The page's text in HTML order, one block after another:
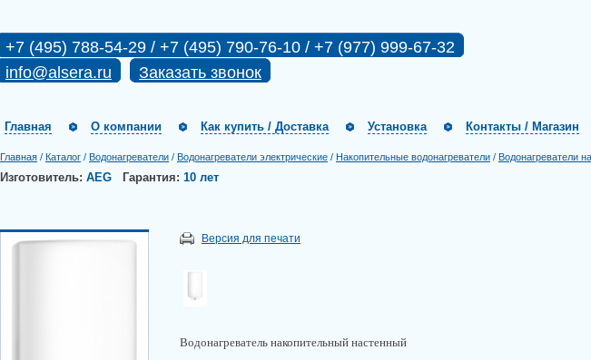
+7 (495) 788-54-29 / +7 (495) 790-76-10 / +7 (977) 999-67-32
info@alsera.ru
Заказать звонок
Главная О компании Как купить / Доставка Установка Контакты / Магазин
Главная / Каталог / Водонагреватели / Водонагреватели электрические / Накопительные водонагреватели / Водонагреватели
Изготовитель: AEG Гарантия: 10 лет
Версия для печати
Водонагреватель накопительный настенный